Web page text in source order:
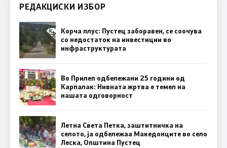
РЕДАКЦИСКИ ИЗБОР
Корча плус: Пустец заборавен, се соочува
со недостаток на инвестиции во
инфраструктурата
Во Прилеп одбележани 25 години од
Карпалак: Нивната жртва е темел на
нашата одговорност
Летна Света Петка, заштитничка на
селото, ја одбележаа Македонците во село
Леска, Општина Пустец